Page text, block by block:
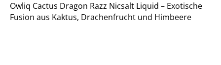
Owliq Cactus Dragon Razz Nicsalt Liquid – Exotische
Fusion aus Kaktus, Drachenfrucht und Himbeere